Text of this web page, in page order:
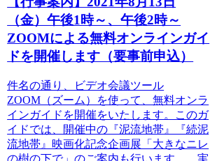
（金）午後1時～、午後2時～
ZOOMによる無料オンラインガイ
ドを開催します（要事前申込）
件名の通り、ビデオ会議ツール
ZOOM（ズーム）を使って、無料オンラ
インガイドを開催をいたします。このガ
イドでは、開催中の『泥流地帯』『続泥
流地帯』映画化記念企画展「大きなニレ
の樹の下で」のご案内も行います。 実